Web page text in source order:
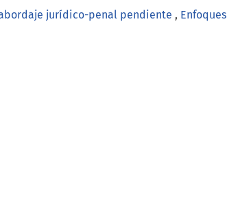
jurídico-penal pendiente , Enfoques